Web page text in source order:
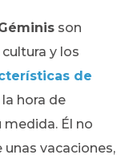
son
y los
de
hora de
medida. Él no
vacaciones,